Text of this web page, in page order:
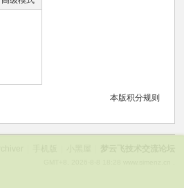
本版积分规则